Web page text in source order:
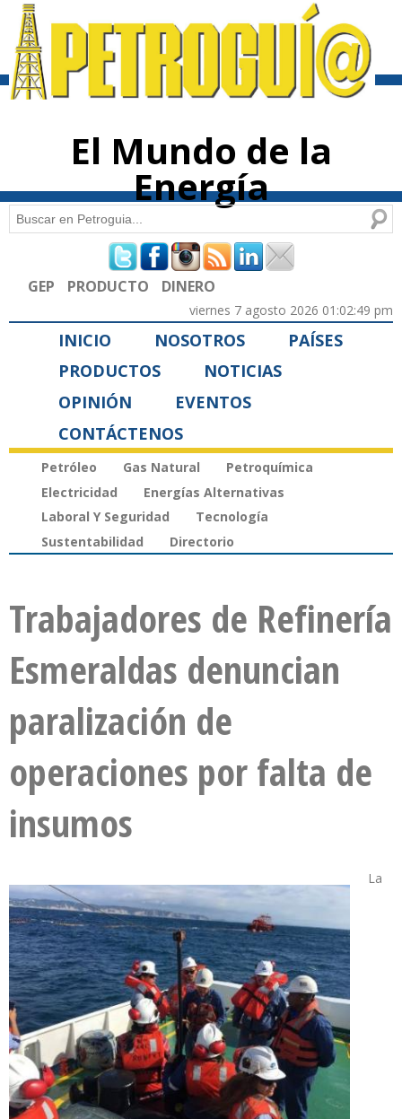
contenido
El Mundo de la
Energía
Formulario de búsqueda
Buscar
GEP PRODUCTO DINERO
viernes 7 agosto 2026 01:02:49 pm
INICIO NOSOTROS
PAÍSES
PRODUCTOS
NOTICIAS
OPINIÓN
EVENTOS
CONTÁCTENOS
Petróleo Gas Natural
Petroquímica
Electricidad
Energías Alternativas
Laboral Y Seguridad
Tecnología
Sustentabilidad
Directorio
Trabajadores de Refinería
Esmeraldas denuncian
paralización de
operaciones por falta de
insumos
La